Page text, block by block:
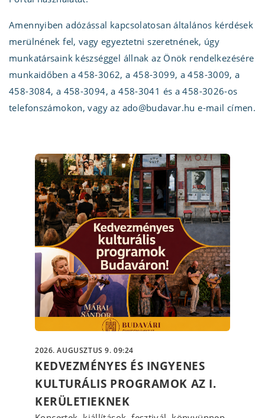
Amennyiben adózással kapcsolatosan általános kérdések
merülnének fel, vagy egyeztetni szeretnének, úgy
munkatársaink készséggel állnak az Önök rendelkezésére
munkaidőben a 458-3062, a 458-3099, a 458-3009, a
458-3084, a 458-3094, a 458-3041 és a 458-3026-os
telefonszámokon, vagy az ado@budavar.hu e-mail címen.
2026. AUGUSZTUS 9. 09:24
KEDVEZMÉNYES ÉS INGYENES
KULTURÁLIS PROGRAMOK AZ I.
KERÜLETIEKNEK